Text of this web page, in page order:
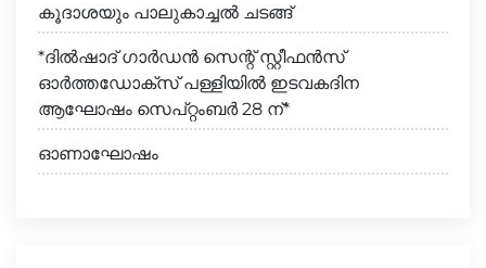
കൂദാശയും പാലുകാച്ചൽ ചടങ്ങ്
*ദിൽഷാദ് ഗാർഡൻ സെന്റ് സ്റ്റീഫൻസ്
ഓർത്തഡോക്സ് പള്ളിയിൽ ഇടവകദിന
ആഘോഷം സെപ്റ്റംബർ 28 ന്*
ഓണാഘോഷം